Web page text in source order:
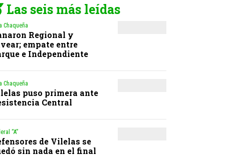
Las seis más leídas
Chaqueña
Regional y
empate entre
e Independiente
Chaqueña
puso primera ante
Central
“A”
de Vilelas se
sin nada en el final